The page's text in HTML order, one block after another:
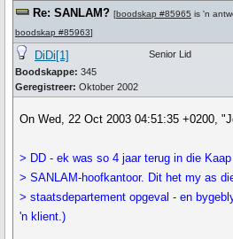
Re: SANLAM? [boodskap #85965 is 'n
boodskap #85963]
DiDi[1]
Boodskappe: 345
Geregistreer: Oktober 2002
Senior Lid
On Wed, 22 Oct 2003 04:51:35 +0200,
> DD - ek was so 4 jaar terug in die
> SANLAM-hoofkantoor. Dit het my as
> staatsdepartement opgeval - en
'n klient.)